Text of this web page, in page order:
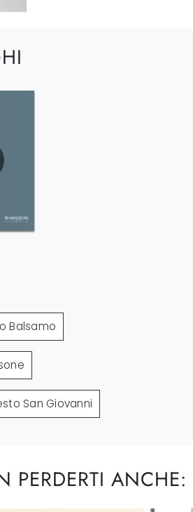
Balsamo
San Giovanni
PERDERTI ANCHE: